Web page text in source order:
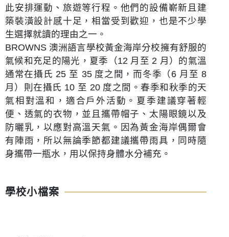
此安排運動、旅遊等行程。他們的設備嶄新且建
築裝潢設計感十足，相當受到歡迎，也是不少學
生選擇就讀的理由之一。
BROWNS 澳洲語言學校黃金海岸分校擁有舒服的
氣候和充足的陽光，夏季（12 月至 2 月）的氣溫
通常在攝氏 25 至 35 度之間，而冬季（6 月至 8
月）則在攝氏 10 至 20 度之間。春季和秋季的天
氣相對溫和，適合戶外活動。夏季建議穿著輕
便、透氣的衣物，並且攜帶帽子、太陽眼鏡以及
防曬乳，以應對高溫天氣。因為黃金海岸偶爾會
有陣雨，所以無論季節都建議攜帶雨具，同時隨
身攜帶一瓶水，用以保持身體水分補充。
學校小檔案